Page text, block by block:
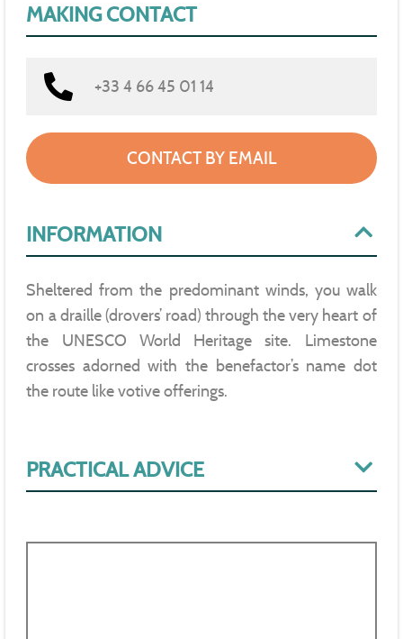
INFORMATION
Sheltered from the predominant winds, you walk
on a draille (drovers’ road) through the very heart of
the UNESCO World Heritage site. Limestone
crosses adorned with the benefactor’s name dot
the route like votive offerings.
PRACTICAL ADVICE
MAKING CONTACT
+33 4 66 45 01 14
CONTACT BY EMAIL